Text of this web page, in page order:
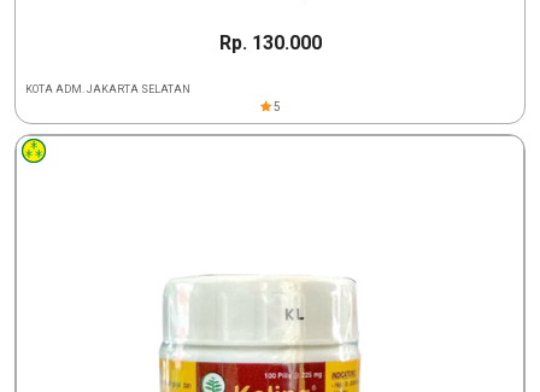
Rp. 130.000
KOTA ADM. JAKARTA SELATAN
5